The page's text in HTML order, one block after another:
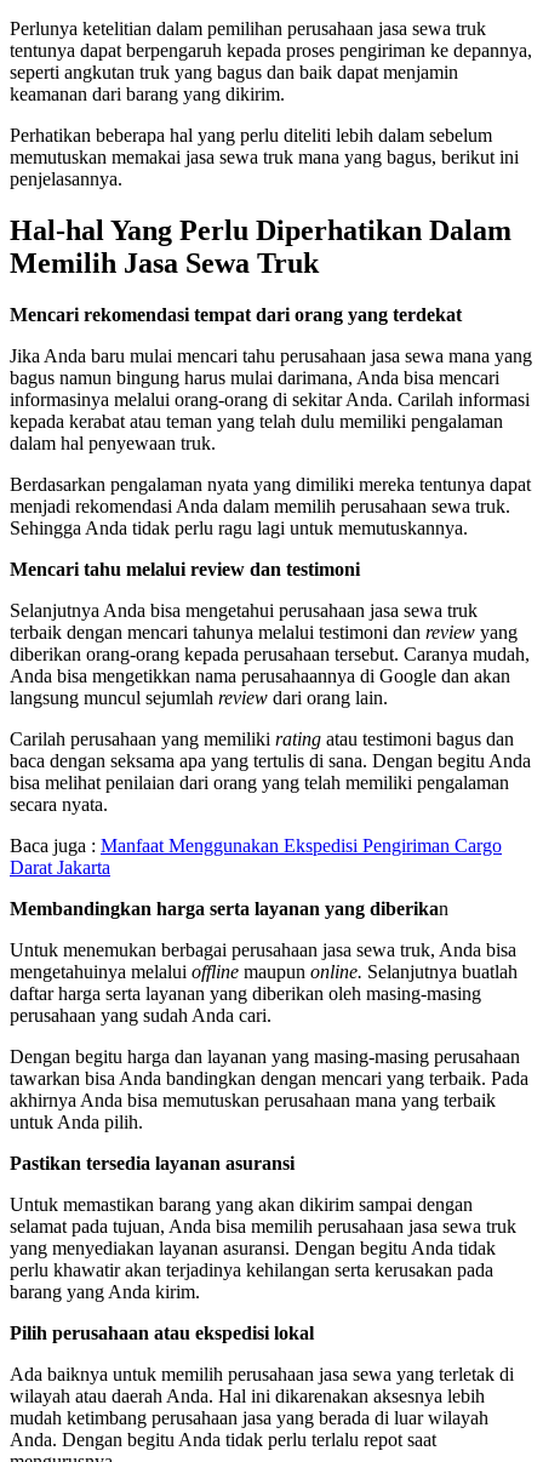
Perlunya ketelitian dalam pemilihan perusahaan jasa sewa truk
tentunya dapat berpengaruh kepada proses pengiriman ke depannya,
seperti angkutan truk yang bagus dan baik dapat menjamin
keamanan dari barang yang dikirim.
Perhatikan beberapa hal yang perlu diteliti lebih dalam sebelum
memutuskan memakai jasa sewa truk mana yang bagus, berikut ini
penjelasannya.
Hal-hal Yang Perlu Diperhatikan Dalam
Memilih Jasa Sewa Truk
Mencari rekomendasi tempat dari orang yang terdekat
Jika Anda baru mulai mencari tahu perusahaan jasa sewa mana yang
bagus namun bingung harus mulai darimana, Anda bisa mencari
informasinya melalui orang-orang di sekitar Anda. Carilah informasi
kepada kerabat atau teman yang telah dulu memiliki pengalaman
dalam hal penyewaan truk.
Berdasarkan pengalaman nyata yang dimiliki mereka tentunya dapat
menjadi rekomendasi Anda dalam memilih perusahaan sewa truk.
Sehingga Anda tidak perlu ragu lagi untuk memutuskannya.
Mencari tahu melalui review dan testimoni
Selanjutnya Anda bisa mengetahui perusahaan jasa sewa truk
terbaik dengan mencari tahunya melalui testimoni dan review yang
diberikan orang-orang kepada perusahaan tersebut. Caranya mudah,
Anda bisa mengetikkan nama perusahaannya di Google dan akan
langsung muncul sejumlah review dari orang lain.
Carilah perusahaan yang memiliki rating atau testimoni bagus dan
baca dengan seksama apa yang tertulis di sana. Dengan begitu Anda
bisa melihat penilaian dari orang yang telah memiliki pengalaman
secara nyata.
Baca juga : Manfaat Menggunakan Ekspedisi Pengiriman Cargo
Darat Jakarta
Membandingkan harga serta layanan yang diberikan
Untuk menemukan berbagai perusahaan jasa sewa truk, Anda bisa
mengetahuinya melalui offline maupun online. Selanjutnya buatlah
daftar harga serta layanan yang diberikan oleh masing-masing
perusahaan yang sudah Anda cari.
Dengan begitu harga dan layanan yang masing-masing perusahaan
tawarkan bisa Anda bandingkan dengan mencari yang terbaik. Pada
akhirnya Anda bisa memutuskan perusahaan mana yang terbaik
untuk Anda pilih.
Pastikan tersedia layanan asuransi
Untuk memastikan barang yang akan dikirim sampai dengan
selamat pada tujuan, Anda bisa memilih perusahaan jasa sewa truk
yang menyediakan layanan asuransi. Dengan begitu Anda tidak
perlu khawatir akan terjadinya kehilangan serta kerusakan pada
barang yang Anda kirim.
Pilih perusahaan atau ekspedisi lokal
Ada baiknya untuk memilih perusahaan jasa sewa yang terletak di
wilayah atau daerah Anda. Hal ini dikarenakan aksesnya lebih
mudah ketimbang perusahaan jasa yang berada di luar wilayah
Anda. Dengan begitu Anda tidak perlu terlalu repot saat